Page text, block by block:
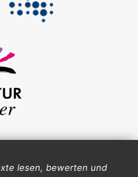
lesen, bewerten und